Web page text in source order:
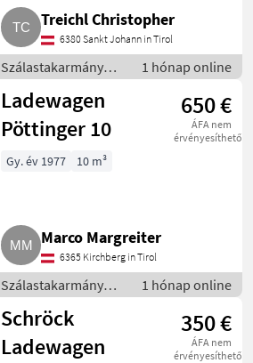
Treichl Christopher
6380 Sankt Johann in Tirol
Szálastakarmány
betakarítók /
Rendfelszedő
pótkocsi
1 hónap online
Ladewagen
Pöttinger 10
650 €
ÁFA nem
érvényesíthető
Gy. év 1977 10 m³
Marco Margreiter
6365 Kirchberg in Tirol
Szálastakarmány
betakarítók /
Rendfelszedő
pótkocsi
1 hónap online
Schröck
Ladewagen
350 €
ÁFA nem
érvényesíthető